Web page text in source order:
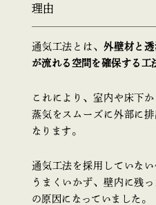
理由
通気工法とは、 外壁材と
が流れる空間を確保する工
これにより、室内や床下
蒸気をスムーズに外部に
なります。
通気工法を採用していな
うまくいかず、壁内に残
の原因になっていました。